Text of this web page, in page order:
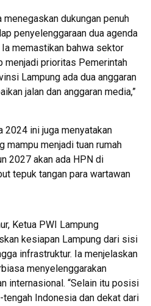
dukungan penuh
penyelenggaraan dua agenda
memastikan bahwa sektor
menjadi prioritas Pemerintah
Lampung ada dua anggaran
jalan dan anggaran media,”
2024 ini juga menyatakan
mampu menjadi tuan rumah
2027 akan ada HPN di
tepuk tangan para wartawan
Ketua PWI Lampung
kesiapan Lampung dari sisi
infrastruktur. Ia menjelaskan
menyelenggarakan
internasional. “Selain itu posisi
Indonesia dan dekat dari